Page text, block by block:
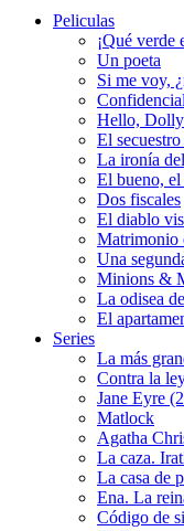
Peliculas
¡Qué verde
Un poeta
Si me voy,
Hello,
El
La ironía
El bueno,
Dos fiscales
El diablo
Matrimonio
Una
Minions &
La odisea
El
Series
La más
Contra la
Jane Eyre
Matlock
Agatha
La caza.
La casa de
Ena. La
Código de